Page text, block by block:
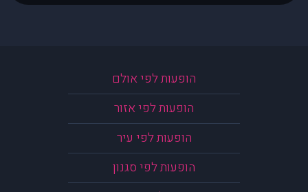
הופעות לפי אולם
הופעות לפי אזור
הופעות לפי עיר
הופעות לפי סגנון